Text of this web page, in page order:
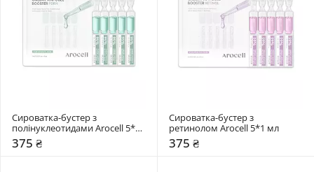
Сироватка-бустер з
полінуклеотидами Arocell 5*1
мл
375 ₴
Сироватка-бустер з
ретинолом Arocell 5*1 мл
375 ₴